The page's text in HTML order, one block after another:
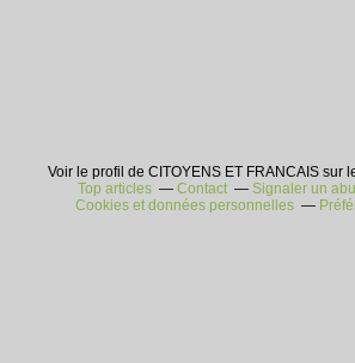
Voir le profil de CITOYENS ET FRANCAIS sur
Top articles
Contact Signaler un
Cookies et données personnelles